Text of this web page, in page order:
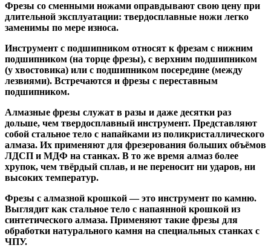
Фрезы со сменными ножами оправдывают свою цену при
длительной эксплуатации: твердосплавные ножи легко
заменимы по мере износа.
Инструмент с подшипником относят к фрезам с нижним
подшипником (на торце фрезы), с верхним подшипником
(у хвостовика) или с подшипником посередине (между
лезвиями). Встречаются и фрезы с переставным
подшипником.
Алмазные фрезы служат в разы и даже десятки раз
дольше, чем твердосплавный инструмент. Представляют
собой стальное тело с напайками из поликристаллического
алмаза. Их применяют для фрезерования больших объёмов
ЛДСП и МДФ на станках. В то же время алмаз более
хрупок, чем твёрдый сплав, и не переносит ни ударов, ни
высоких температур.
Фрезы с алмазной крошкой— это инструмент по камню.
Выглядит как стальное тело с напаянной крошкой из
синтетического алмаза. Применяют такие фрезы для
обработки натурального камня на специальных станках с
ЧПУ.